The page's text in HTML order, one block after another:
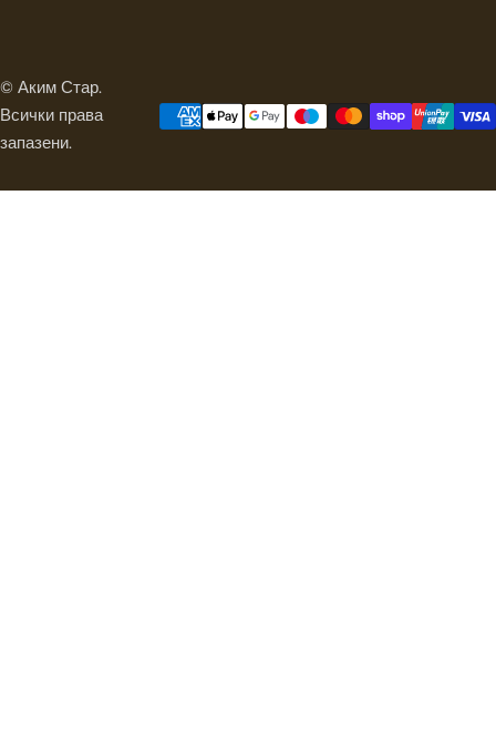
© Аким Стар.
Всички права
запазени.